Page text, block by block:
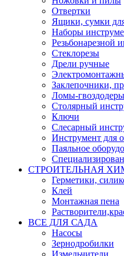
Отвертки
Ящики, сумки
Наборы
Резьбонарезной
Стеклорезы
Дрели ручные
Заклепочники,
Ломы-гвоздодеры
Столярный
Ключи
Слесарный
Инструмент для
Паяльное
СТРОИТЕЛЬНАЯ
Герметики,
Клей
Монтажная пена
ВСЕ ДЛЯ САДА
Насосы
Зернодробилки
Измельчители